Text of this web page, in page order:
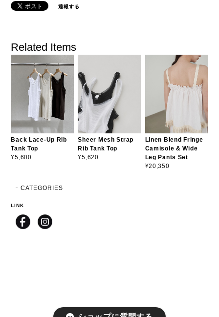
通報する
Related Items
Back Lace-Up Rib
Tank Top
¥5,600
Sheer Mesh Strap
Rib Tank Top
¥5,620
Linen Blend Fringe
Camisole & Wide
Leg Pants Set
¥20,350
CATEGORIES
LINK